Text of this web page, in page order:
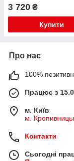
3 720 ₴
Купити
Про нас
100%
Працює з
м. Київ
м.
Контакти
Сьогодні